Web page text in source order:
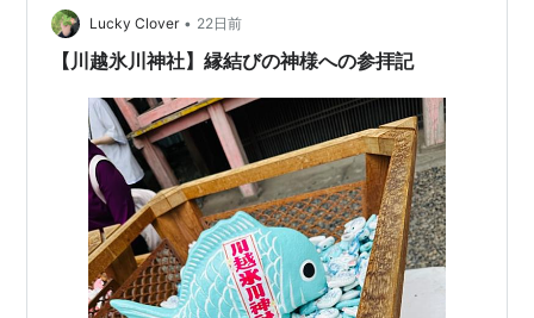
Lucky Clover • 22日前
【川越氷川神社】縁結びの神様への参拝記